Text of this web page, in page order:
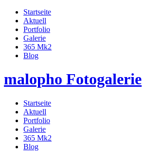
Startseite
Aktuell
Portfolio
Galerie
365 Mk2
Blog
malopho Fotogalerie
Startseite
Aktuell
Portfolio
Galerie
365 Mk2
Blog